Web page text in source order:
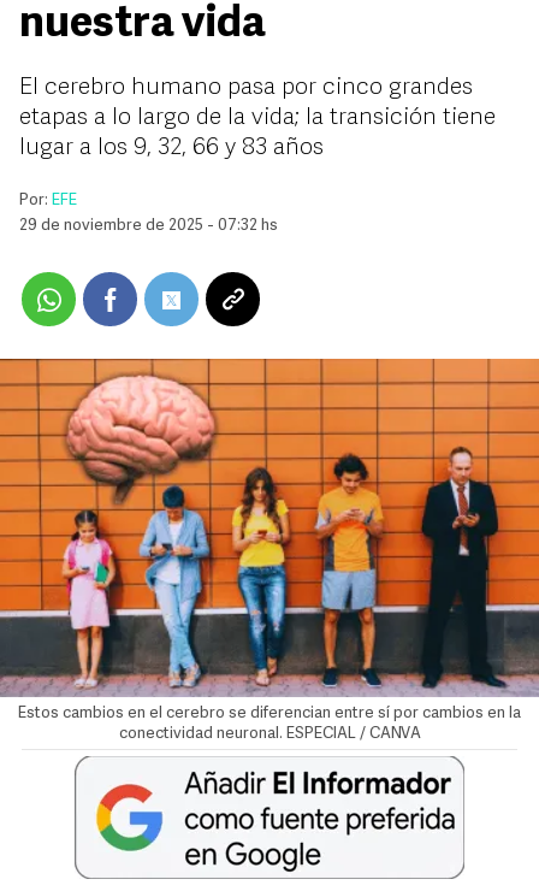
nuestra vida
El cerebro humano pasa por cinco grandes
etapas a lo largo de la vida; la transición tiene
lugar a los 9, 32, 66 y 83 años
Por: EFE
29 de noviembre de 2025 - 07:32 hs
Estos cambios en el cerebro se diferencian entre sí por cambios en la
conectividad neuronal. ESPECIAL / CANVA